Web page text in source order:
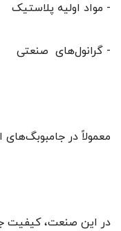
- مواد اولیه پلاستیک
- گرانول‌های صنعتی
معمولاً در
در این صنعت، کیفیت